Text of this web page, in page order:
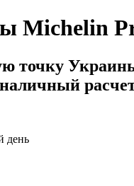
Michelin
точку
день